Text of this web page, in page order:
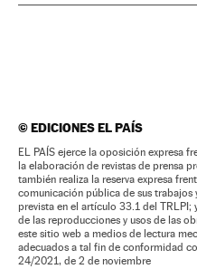
©EDICIONES EL PAÍS
EL PAÍS ejerce la oposición expresa
la elaboración de revistas de prensa
también realiza la reserva expresa
comunicación pública de sus
prevista en el artículo 33.1 del TRLPI;
de las reproducciones y usos de las
este sitio web a medios de lectura
adecuados a tal fin de conformidad
24/2021, de 2 de noviembre